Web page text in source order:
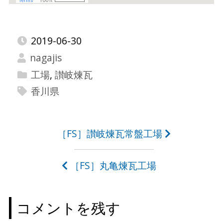
2019-06-30
nagajis
工場, 讃岐煉瓦
香川県
ビ
ゲ
［FS］讃岐煉瓦常盤工場
［FS］丸亀煉瓦工場
コメントを残す